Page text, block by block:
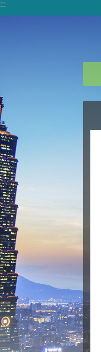
跳到主要內容區塊
:::